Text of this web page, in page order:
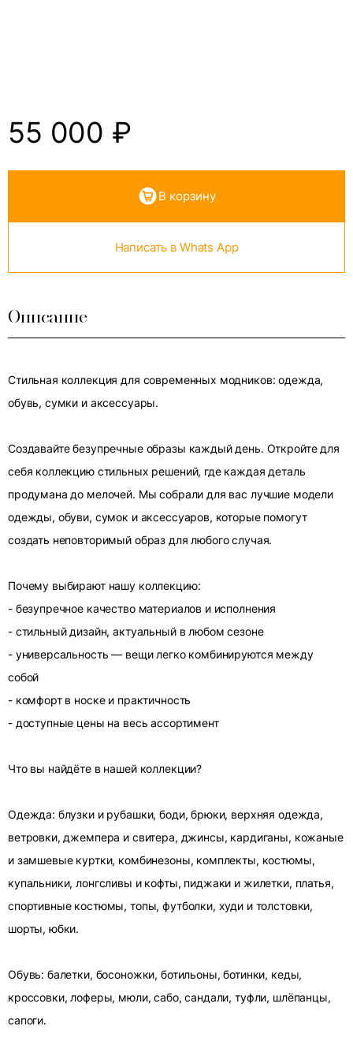
55 000 ₽
В корзину
Написать в Whats App
Описание
Стильная коллекция для современных модников: одежда,
обувь, сумки и аксессуары.
Создавайте безупречные образы каждый день. Откройте для
себя коллекцию стильных решений, где каждая деталь
продумана до мелочей. Мы собрали для вас лучшие модели
одежды, обуви, сумок и аксессуаров, которые помогут
создать неповторимый образ для любого случая.
Почему выбирают нашу коллекцию:
- безупречное качество материалов и исполнения
- стильный дизайн, актуальный в любом сезоне
- универсальность — вещи легко комбинируются между
собой
- комфорт в носке и практичность
- доступные цены на весь ассортимент
Что вы найдёте в нашей коллекции?
Одежда: блузки и рубашки, боди, брюки, верхняя одежда,
ветровки, джемпера и свитера, джинсы, кардиганы, кожаные
и замшевые куртки, комбинезоны, комплекты, костюмы,
купальники, лонгсливы и кофты, пиджаки и жилетки, платья,
спортивные костюмы, топы, футболки, худи и толстовки,
шорты, юбки.
Обувь: балетки, босоножки, ботильоны, ботинки, кеды,
кроссовки, лоферы, мюли, сабо, сандали, туфли, шлёпанцы,
сапоги.